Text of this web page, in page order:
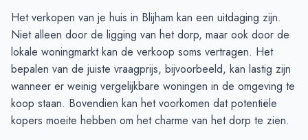
Augustus
11
September
12
9
Oktober
13
November
14
15
December
12
12
Januari
9
8
Februari
4
6
Het verkopen van je huis in Blijham kan een uitdaging zijn.
Niet alleen door de ligging van het dorp, maar ook door de
lokale woningmarkt kan de verkoop soms vertragen. Het
bepalen van de juiste vraagprijs, bijvoorbeeld, kan lastig zijn
wanneer er weinig vergelijkbare woningen in de omgeving te
koop staan. Bovendien kan het voorkomen dat potentiële
kopers moeite hebben om het charme van het dorp te zien.